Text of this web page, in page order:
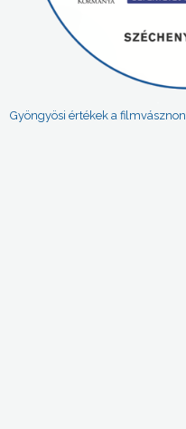
Gyöngyösi értékek a filmvásznon